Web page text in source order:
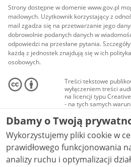
Strony dostępne w domenie www.gov.pl
mailowych. Użytkownik korzystający z
mail zgadza się na przetwarzanie jego
dobrowolnie podanych danych w
odpowiedzi na przesłane pytania.
każdą z jednostek znajdują się w ich
osobowych.
Treści tekstowe
wyłączeniem treści
na licencji typu
- na tych samych
Materiały
audio i wideo, są
Creative Commons:
niekomercyjne - bez
NC-ND 4.0), o ile nie
Dbamy o Twoją
Wykorzystujemy pliki cookie w
prawidłowego funkcjonowania
analizy ruchu i optymalizacji działania